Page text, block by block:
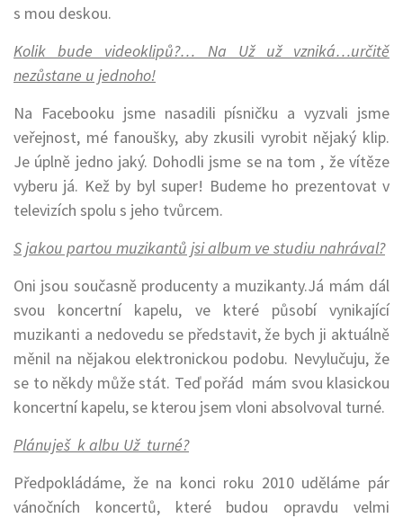
s mou deskou.
Kolik bude videoklipů?… Na Už už vzniká…určitě
nezůstane u jednoho!
Na Facebooku jsme nasadili písničku a vyzvali jsme
veřejnost, mé fanoušky, aby zkusili vyrobit nějaký klip.
Je úplně jedno jaký. Dohodli jsme se na tom , že vítěze
vyberu já. Kež by byl super! Budeme ho prezentovat v
televizích spolu s jeho tvůrcem.
S jakou partou muzikantů jsi album ve studiu nahrával?
Oni jsou současně producenty a muzikanty.Já mám dál
svou koncertní kapelu, ve které působí vynikající
muzikanti a nedovedu se představit, že bych ji aktuálně
měnil na nějakou elektronickou podobu. Nevylučuju, že
se to někdy může stát. Teď pořád mám svou klasickou
koncertní kapelu, se kterou jsem vloni absolvoval turné.
Plánuješ k albu Už turné?
Předpokládáme, že na konci roku 2010 uděláme pár
vánočních koncertů, které budou opravdu velmi